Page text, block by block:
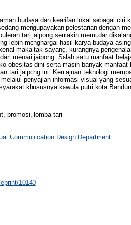
budaya dan kearifan lokal sebagai
mengupayakan pelestarian dengan
tari jaipong semakin memudar
lebih menghargai hasil karya budaya
maka tak sayang, kurangnya
menari jaipong. Salah satu manfaat
obesitas dini serta masih banyak
tari jaipong ini. Kemajuan teknologi
penyajian informasi visual yang
khususnya kawula putri kota
promosi, lomba tari
Communication Design Department
10140